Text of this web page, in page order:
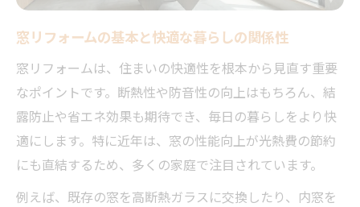
イド
窓リフォームで防音対策を重視する理由と
効果
最新技術による窓リフォーム事例とその効
果
助成金活用で家計にも優しい窓リフォーム
窓リフォームで利用できる助成金制度の全
体像
窓リフォームの基本と快適な暮らしの関係性
窓リフォームは、住まいの快適性を根本から見直す重要
なポイントです。断熱性や防音性の向上はもちろん、結
露防止や省エネ効果も期待でき、毎日の暮らしをより快
適にします。特に近年は、窓の性能向上が光熱費の節約
にも直結するため、多くの家庭で注目されています。
例えば、既存の窓を高断熱ガラスに交換したり、内窓を